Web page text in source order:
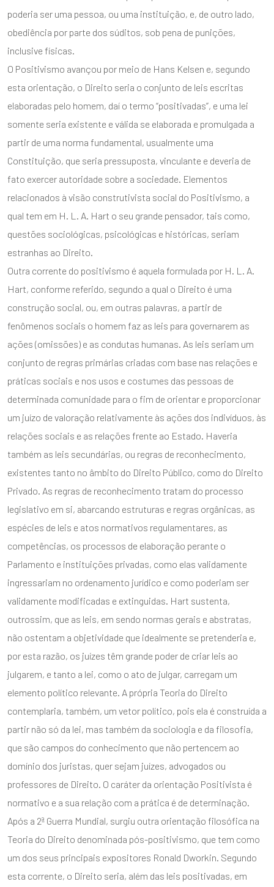
poderia ser uma pessoa, ou uma instituição, e, de outro lado,
obediência por parte dos súditos, sob pena de punições,
inclusive físicas.
O Positivismo avançou por meio de Hans Kelsen e, segundo
esta orientação, o Direito seria o conjunto de leis escritas
elaboradas pelo homem, daí o termo “positivadas”, e uma lei
somente seria existente e válida se elaborada e promulgada a
partir de uma norma fundamental, usualmente uma
Constituição, que seria pressuposta, vinculante e deveria de
fato exercer autoridade sobre a sociedade. Elementos
relacionados à visão construtivista social do Positivismo, a
qual tem em H. L. A. Hart o seu grande pensador, tais como,
questões sociológicas, psicológicas e históricas, seriam
estranhas ao Direito.
Outra corrente do positivismo é aquela formulada por H. L. A.
Hart, conforme referido, segundo a qual o Direito é uma
construção social, ou, em outras palavras, a partir de
fenômenos sociais o homem faz as leis para governarem as
ações (omissões) e as condutas humanas. As leis seriam um
conjunto de regras primárias criadas com base nas relações e
práticas sociais e nos usos e costumes das pessoas de
determinada comunidade para o fim de orientar e proporcionar
um juízo de valoração relativamente às ações dos indivíduos, às
relações sociais e as relações frente ao Estado. Haveria
também as leis secundárias, ou regras de reconhecimento,
existentes tanto no âmbito do Direito Público, como do Direito
Privado. As regras de reconhecimento tratam do processo
legislativo em si, abarcando estruturas e regras orgânicas, as
espécies de leis e atos normativos regulamentares, as
competências, os processos de elaboração perante o
Parlamento e instituições privadas, como elas validamente
ingressariam no ordenamento jurídico e como poderiam ser
validamente modificadas e extinguidas. Hart sustenta,
outrossim, que as leis, em sendo normas gerais e abstratas,
não ostentam a objetividade que idealmente se pretenderia e,
por esta razão, os juízes têm grande poder de criar leis ao
julgarem, e tanto a lei, como o ato de julgar, carregam um
elemento político relevante. A própria Teoria do Direito
contemplaria, também, um vetor político, pois ela é construída a
partir não só da lei, mas também da sociologia e da filosofia,
que são campos do conhecimento que não pertencem ao
domínio dos juristas, quer sejam juízes, advogados ou
professores de Direito. O caráter da orientação Positivista é
normativo e a sua relação com a prática é de determinação.
Após a 2ª Guerra Mundial, surgiu outra orientação filosófica na
Teoria do Direito denominada pós-positivismo, que tem como
um dos seus principais expositores Ronald Dworkin. Segundo
esta corrente, o Direito seria, além das leis positivadas, em